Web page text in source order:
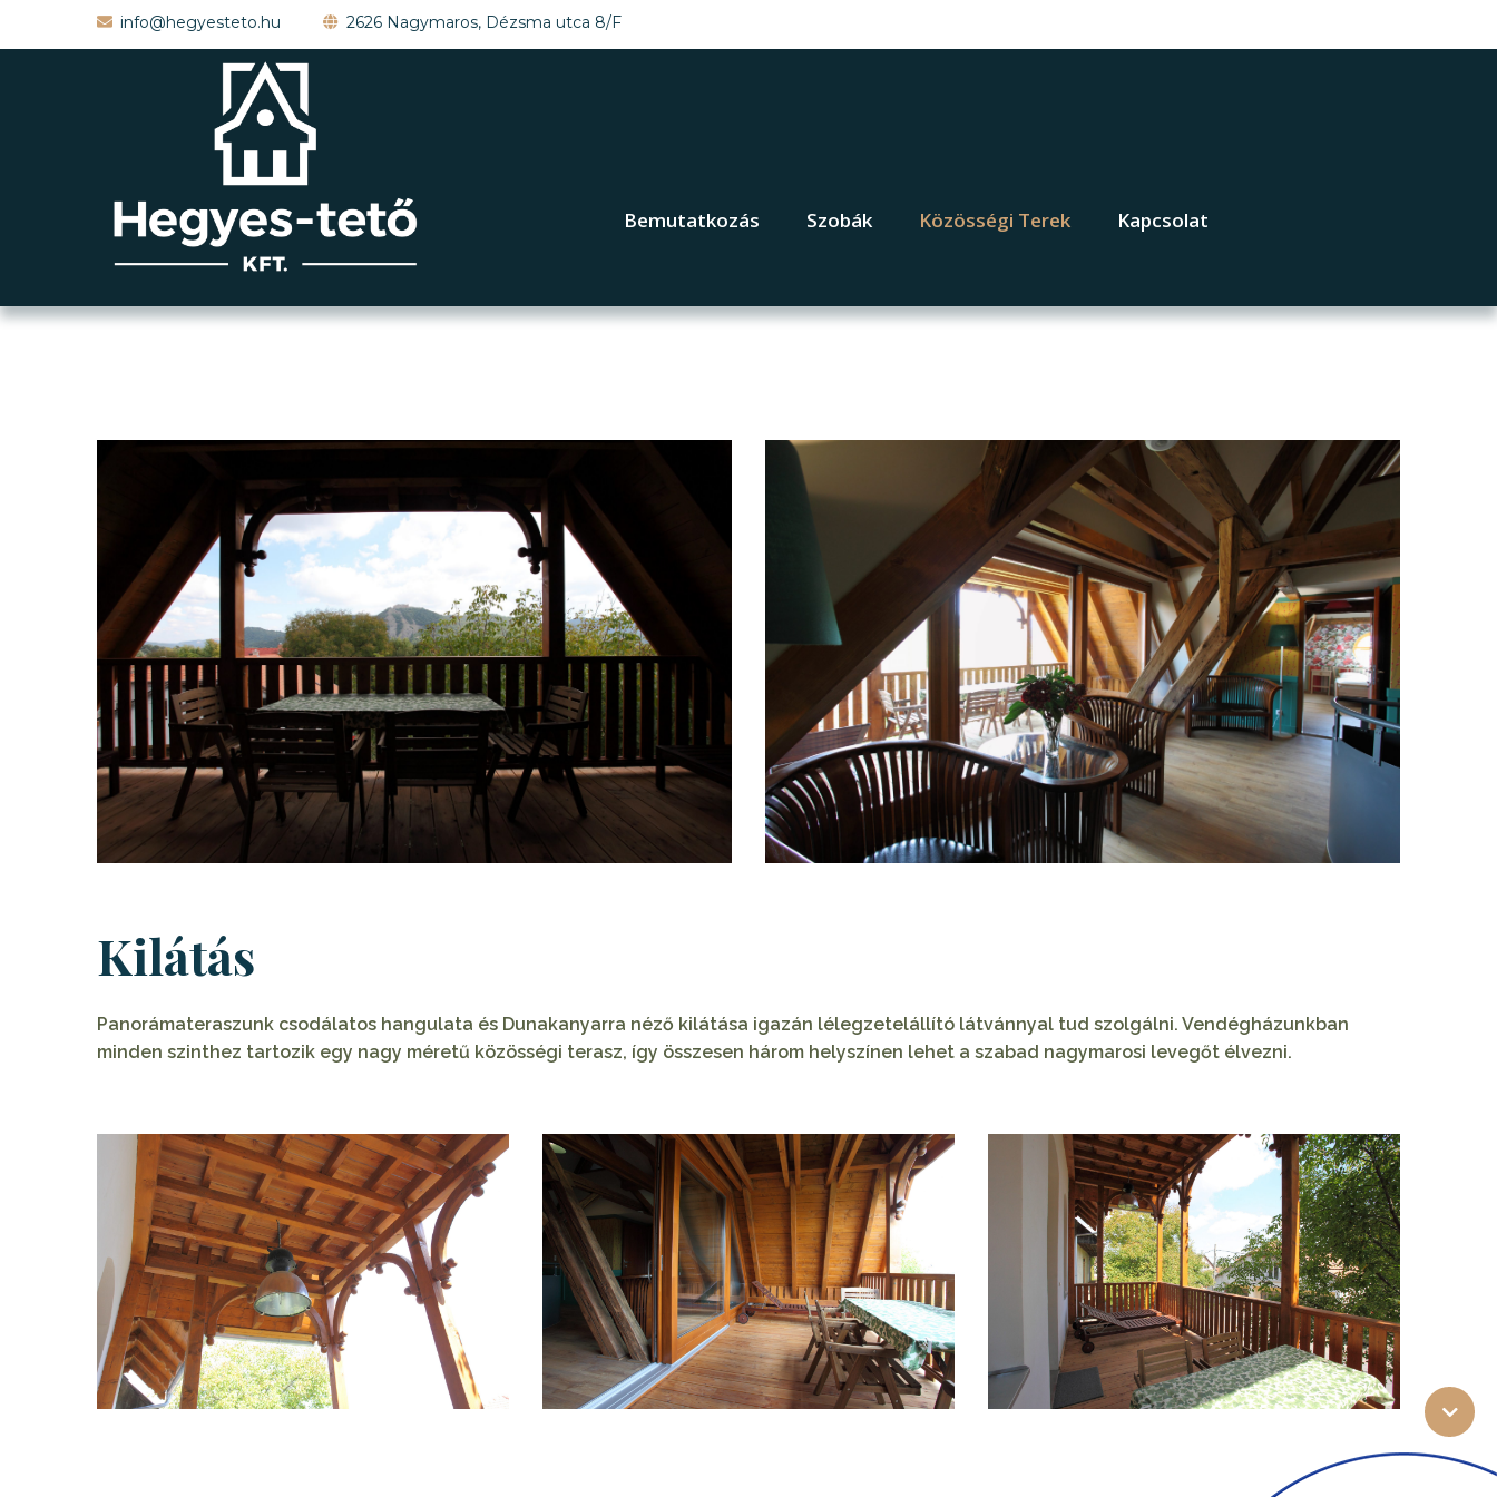
info@hegyesteto.hu 2626 Nagymaros, Dézsma utca 8/F
Bemutatkozás Szobák Közösségi Terek Kapcsolat
Kilátás
Panorámateraszunk csodálatos hangulata és Dunakanyarra néző kilátása igazán lélegzetelállító látvánnyal tud szolgálni. Vendégházunkban
minden szinthez tartozik egy nagy méretű közösségi terasz, így összesen három helyszínen lehet a szabad nagymarosi levegőt élvezni.